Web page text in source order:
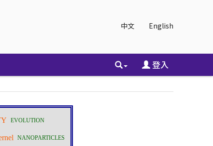
中文 English
登入